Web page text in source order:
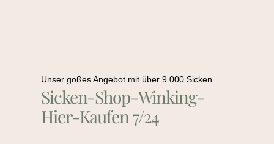
Unser goßes Angebot mit über 9.000 Sicken
Sicken-Shop-Winking-
Hier-Kaufen 7/24